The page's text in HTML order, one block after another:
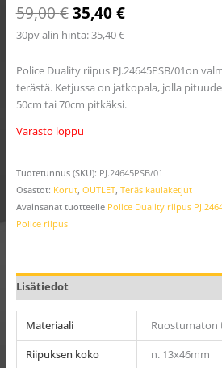
59,00€ 35,40€
30pv alin hinta:35,40€
Police Duality riipus PJ.24645PSB/01on
terästä. Ketjussa on jatkopala, jolla
50cm tai 70cm pitkäksi.
Varasto loppu
Tuotetunnus (SKU): PJ.24645PSB/01
Osastot: Korut, OUTLET, Teräs kaulaketjut
Avainsanat tuotteelle Police Duality riipus
Police riipus
Lisätiedot
Materiaali
Ruostumaton
Riipuksen koko
n. 13x46mm